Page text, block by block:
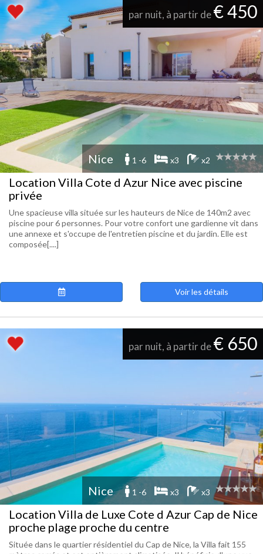
par nuit, à partir de€ 450
Nice 1 -6 x3 x2
Location Villa Cote d Azur Nice avec piscine
privée
Une spacieuse villa située sur les hauteurs de Nice de 140m2 avec
piscine pour 6 personnes. Pour votre confort une gardienne vit dans
une annexe et s'occupe de l'entretien piscine et du jardin. Elle est
composée[....]
Voir les détails
par nuit, à partir de€ 650
Nice 1 -6 x3 x3
Location Villa de Luxe Cote d Azur Cap de Nice
proche plage proche du centre
Située dans le quartier résidentiel du Cap de Nice, la Villa fait 155